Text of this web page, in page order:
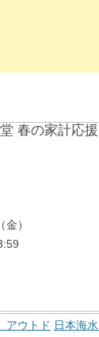
春の家計応
）
アウトド 日本海